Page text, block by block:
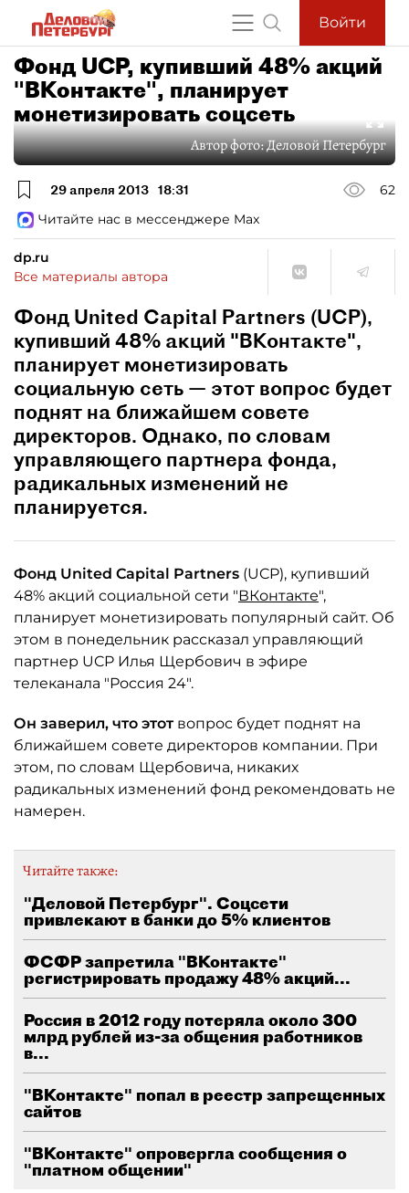
Войти
Фонд UCP, купивший 48% акций
"ВКонтакте", планирует
монетизировать соцсеть
Автор фото:Деловой Петербург
29 апреля 2013 18:31
62
Читайте нас в мессенджере Max
dp.ru
Все материалы автора
Фонд United Capital Partners (UCP),
купивший 48% акций "ВКонтакте",
планирует монетизировать
социальную сеть — этот вопрос будет
поднят на ближайшем совете
директоров. Однако, по словам
управляющего партнера фонда,
радикальных изменений не
планируется.
Фонд United Capital Partners (UCP), купивший
48% акций социальной сети "ВКонтакте",
планирует монетизировать популярный сайт. Об
этом в понедельник рассказал управляющий
партнер UCP Илья Щербович в эфире
телеканала "Россия 24".
Он заверил, что этотвопрос будет поднят на
ближайшем совете директоров компании. При
этом, по словам Щербовича, никаких
радикальных изменений фонд рекомендовать не
намерен.
Читайте также:
"Деловой Петербург". Соцсети
привлекают в банки до 5% клиентов
ФСФР запретила "ВКонтакте"
регистрировать продажу 48% акций...
Россия в 2012 году потеряла около 300
млрд рублей из-за общения работников
в...
"ВКонтакте" попал в реестр запрещенных
сайтов
"ВКонтакте" опровергла сообщения о
"платном общении"